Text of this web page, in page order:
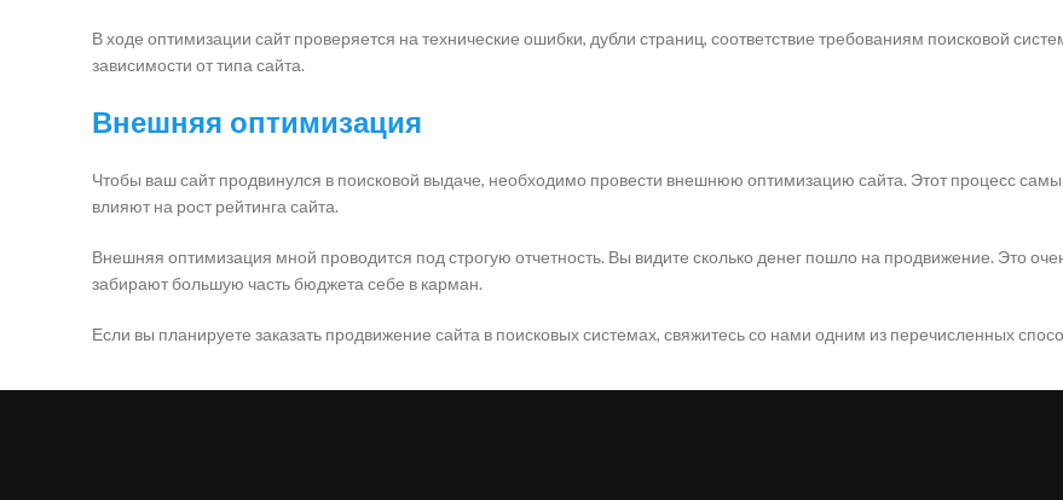
В ходе оптимизации сайт проверяется на технические ошибки, дубли страниц, соответствие требованиям поисковой
зависимости от типа сайта.
Внешняя оптимизация
Чтобы ваш сайт продвинулся в поисковой выдаче, необходимо провести внешнюю оптимизацию сайта. Этот процесс
влияют на рост рейтинга сайта.
Внешняя оптимизация мной проводится под строгую отчетность. Вы видите сколько денег пошло на продвижение. Это
забирают большую часть бюджета себе в карман.
Если вы планируете заказать продвижение сайта в поисковых системах, свяжитесь со нами одним из перечисленных